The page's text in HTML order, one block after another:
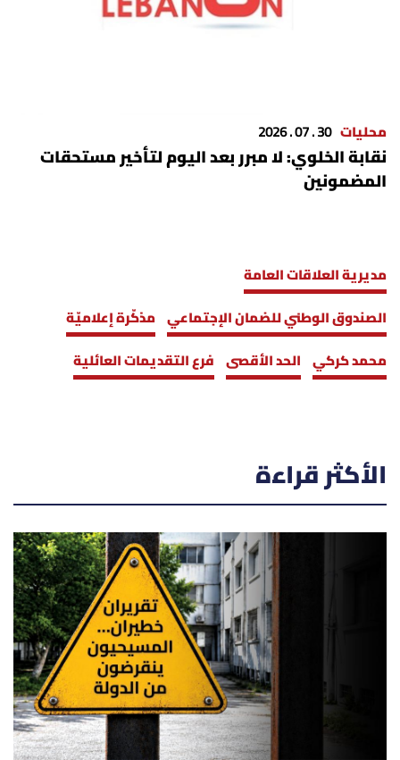
محليات 30 . 07 . 2026
نقابة الخلوي: لا مبرر بعد اليوم لتأخير مستحقات
المضمونين
مديرية العلاقات العامة
الصندوق الوطني للضمان الإجتماعي مذكّرة إعلاميّة
محمد كركي الحد الأقصى فرع التقديمات العائلية
الأكثر قراءة